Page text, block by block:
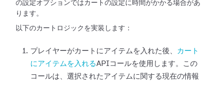
の設定オプションではカートの設定に時間がかかる場合があ
ります。
以下のカートロジックを実装します：
プレイヤーがカートにアイテムを入れた後、
カート
にアイテムを入れるAPIコールを使用します。この
コールは、選択されたアイテムに関する現在の情報